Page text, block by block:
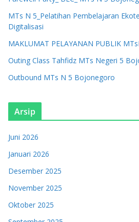
MTs N 5_Pelatihan Pembelajaran
Digitalisasi
MAKLUMAT PELAYANAN PUBLIK
Outing Class Tahfidz MTs Negeri 5
Outbound MTs N 5 Bojonegoro
Arsip
Juni 2026
Januari 2026
Desember 2025
November 2025
Oktober 2025